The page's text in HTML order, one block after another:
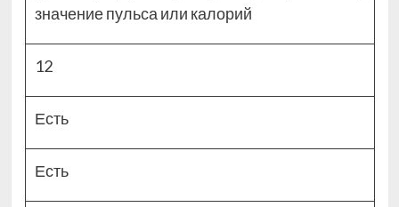
значение пульса или калорий
12
Есть
Есть